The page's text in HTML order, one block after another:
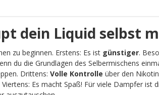
dein Liquid selbst
zu beginnen. Erstens: Es ist günstiger.
du die Grundlagen des Selbermischens
Drittens: Volle Kontrolle über den
Es macht Spaß! Für viele Dampfer